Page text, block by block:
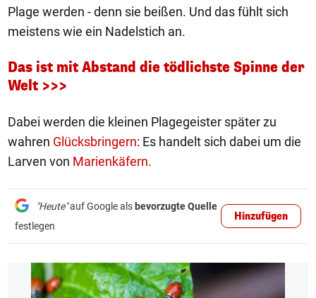
Plage werden - denn sie beißen. Und das fühlt sich
meistens wie ein Nadelstich an.
Das ist mit Abstand die tödlichste Spinne der
Welt >>>
Dabei werden die kleinen Plagegeister später zu
wahren Glücksbringern: Es handelt sich dabei um die
Larven von Marienkäfern.
"Heute"auf Google als bevorzugte Quelle
festlegen
Hinzufügen
1/4